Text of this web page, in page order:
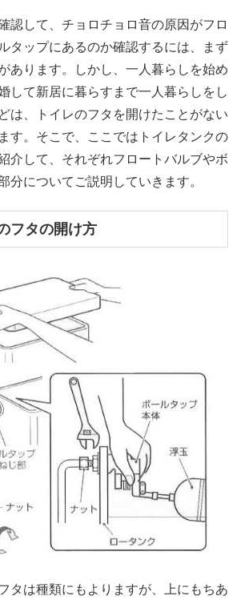
認して、チョロチョロ音の原因がフロ
タップにあるのか確認するには、まず
あります。しかし、一人暮らしを始め
して新居に暮らすまで一人暮らしをし
は、トイレのフタを開けたことがない
す。そこで、ここではトイレタンクの
介して、それぞれフロートバルブやボ
分についてご説明していきます。
フタの開け方
タは種類にもよりますが、上にもちあ